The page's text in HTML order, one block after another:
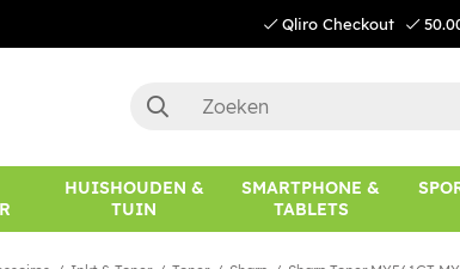
Qliro Checkout
HUISHOUDEN &
TUIN
SMARTPHONE &
TABLETS